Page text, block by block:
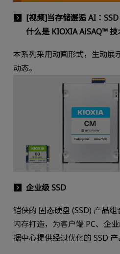
[视频]当存储邂逅 AI：
什么是 KIOXIA AiSAQ™ 技
本系列采用动画形式，生动展
动态。
企业级 SSD
铠侠的 固态硬盘 (SSD) 产品
闪存打造，为客户端 PC、企
据中心提供经过优化的 SSD 产